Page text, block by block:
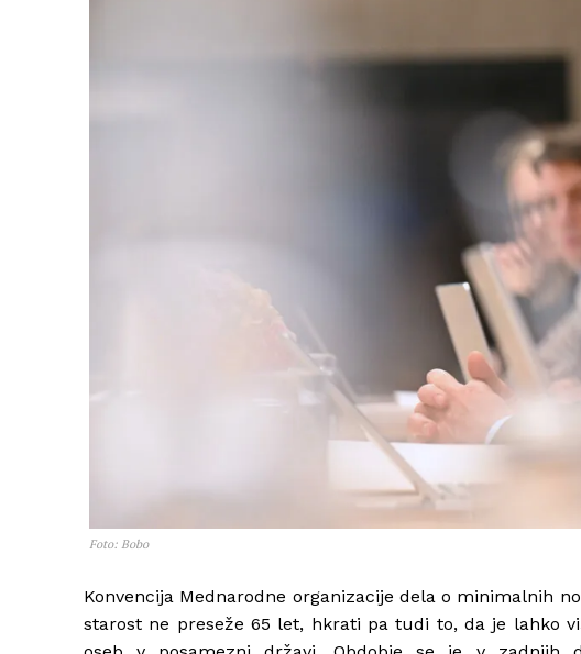
Foto: Bobo
Konvencija Mednarodne organizacije dela o minimalnih
starost ne preseže 65 let, hkrati pa tudi to, da je lahko